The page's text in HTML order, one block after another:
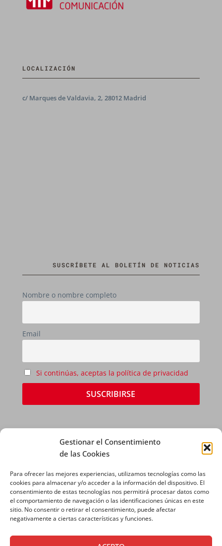
Gestionar el Consentimiento
de las Cookies
Para ofrecer las mejores experiencias, utilizamos tecnologías como las
cookies para almacenar y/o acceder a la información del dispositivo. El
consentimiento de estas tecnologías nos permitirá procesar datos como
el comportamiento de navegación o las identificaciones únicas en este
sitio. No consentir o retirar el consentimiento, puede afectar
negativamente a ciertas características y funciones.
LOCALIZACIÓN
c/ Marques de Valdavia, 2, 28012 Madrid
SUSCRÍBETE AL BOLETÍN DE NOTICIAS
Nombre o nombre completo
Email
Si continúas, aceptas la política de privacidad
AVISO LEGAL|POLÍTICA DE PRIVACIDAD|
POLÍTICA DE COOKIES